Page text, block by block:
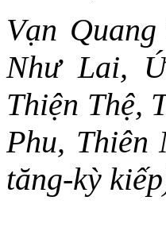
Vạn
Như Lai,
Thiện Thệ,
Phu, Thiên
tăng-kỳ